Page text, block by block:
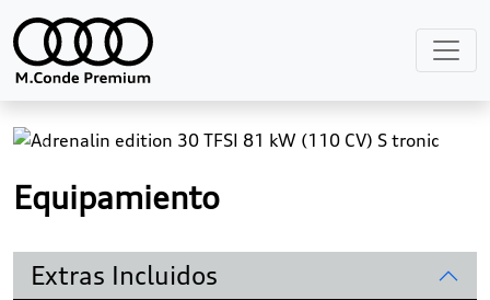
Previous
Equipamiento
Extras Incluidos